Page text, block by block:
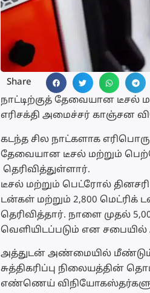
Share
நாட்டிற்குத் தேவையான டீசல்
எரிசக்தி அமைச்சர் காஞ்சன
கடந்த சில நாட்களாக
தேவையான டீசல் மற்றும்
தெரிவித்துள்ளார்.
டீசல் மற்றும் பெட்ரோல் தினசரி
டன்கள் மற்றும் 2,800 மெட்ரிக்
தெரிவித்தார். நாளை முதல்
வெளியிடப்படும் என சபையில்
அத்துடன் அண்மையில்
சுத்திகரிப்பு நிலையத்தின்
எண்ணெய்